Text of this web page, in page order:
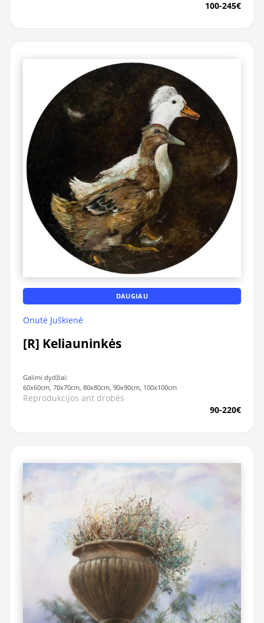
100-245€
DAUGIAU
Onutė Juškienė
[R] Keliauninkės
Galimi dydžiai:
60x60cm, 70x70cm, 80x80cm, 90x90cm, 100x100cm
Reprodukcijos ant drobės
90-220€